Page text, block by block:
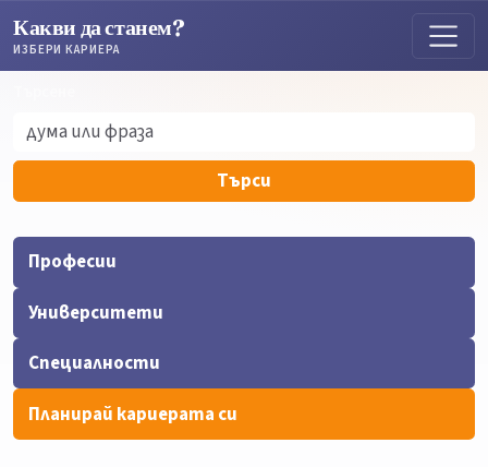
Какви да станем?
ИЗБЕРИ КАРИЕРА
Търси
Професии
Университети
Специалности
Планирай кариерата си